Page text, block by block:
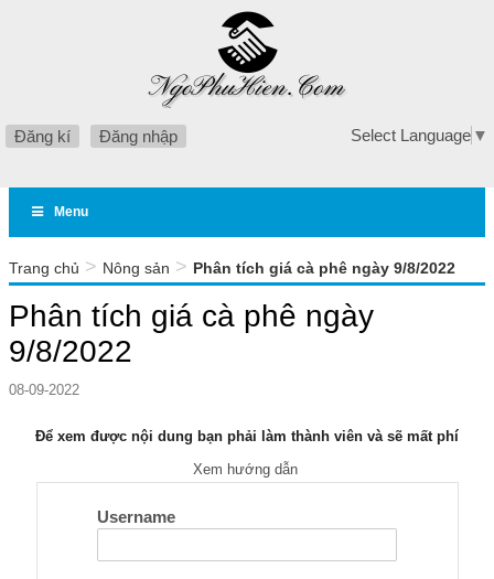
Đăng kí Đăng nhập Select Language ▼
Menu
Trang chủ > Nông sản > Phân tích giá cà phê ngày 9/8/2022
Phân tích giá cà phê ngày
9/8/2022
08-09-2022
Để xem được nội dung bạn phải làm thành viên và sẽ mất phí
Xem hướng dẫn
Username